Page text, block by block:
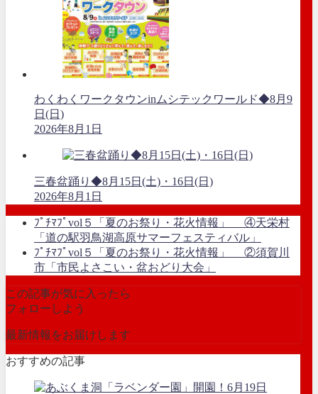
わくわくワークタウンinムシテックワールド◆8月9
日(日)
2026年8月1日
三春盆踊り◆8月15日(土)・16日(日)
2026年8月1日
ﾌﾟﾁﾏﾌﾟvol５「夏のお祭り・花火情報」 ④天栄村
「道の駅羽鳥湖高原サマーフェスティバル」
ﾌﾟﾁﾏﾌﾟvol５「夏のお祭り・花火情報」 ②須賀川
市「市民よさこい・盆おどり大会」
この記事が気に入ったら
フォローしよう
最新情報をお届けします
おすすめの記事